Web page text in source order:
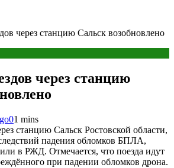
через станцию Сальск возобновлено
через станцию
01 mins
станцию Сальск Ростовской области,
падения обломков БПЛА,
в РЖД. Отмечается, что поезда идут
при падении обломков дрона.